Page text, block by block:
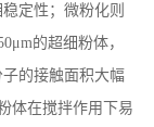
定性；微粉化则
μm的超细粉体，
的接触面积大幅
体在搅拌作用下易